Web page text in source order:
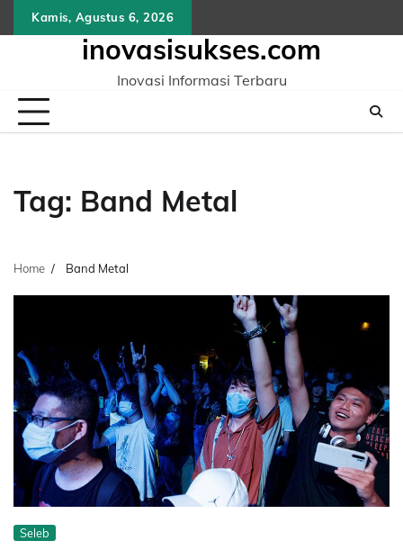
to
Kamis, Agustus 6, 2026
inovasisukses.com
Inovasi Informasi Terbaru
Tag: Band Metal
Home Band Metal
Seleb